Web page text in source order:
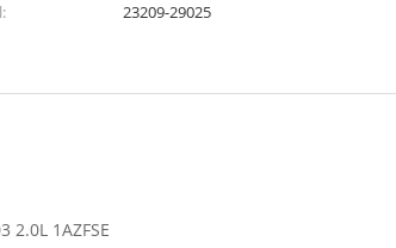
23209-29025
2.0L 1AZFSE